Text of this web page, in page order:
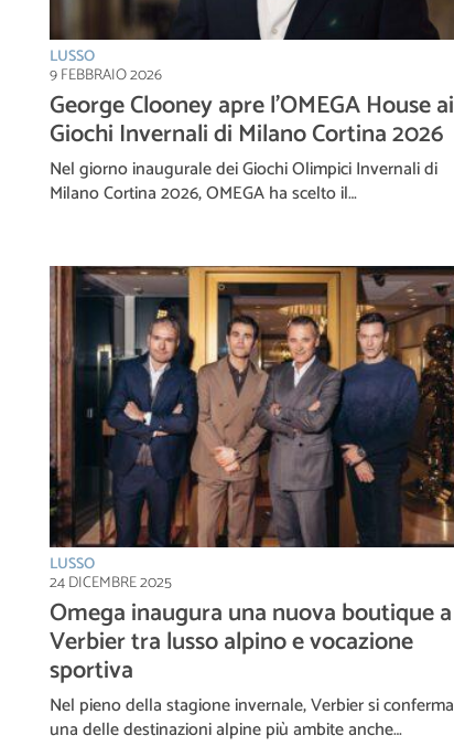
LUSSO
9 FEBBRAIO 2026
George Clooney apre l’OMEGA House ai
Giochi Invernali di Milano Cortina 2026
Nel giorno inaugurale dei Giochi Olimpici Invernali di
Milano Cortina 2026, OMEGA ha scelto il…
LUSSO
24 DICEMBRE 2025
Omega inaugura una nuova boutique a
Verbier tra lusso alpino e vocazione
sportiva
Nel pieno della stagione invernale, Verbier si conferma
una delle destinazioni alpine più ambite anche…